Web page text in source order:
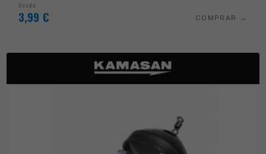
Desde
3,99 € COMPRAR